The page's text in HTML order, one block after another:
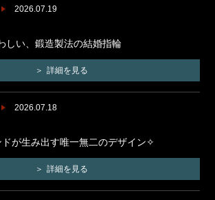
2026.07.19
しい、鍛造製法の結婚指輪
詳細を見る
2026.07.18
が生み出す唯一無二のデザイン✧
詳細を見る